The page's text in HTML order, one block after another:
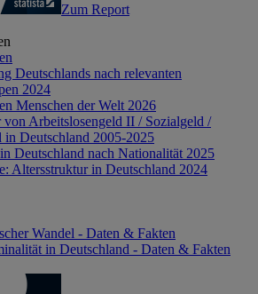
Zum Report
Deutschlands nach relevanten
2024
Menschen der Welt 2026
von Arbeitslosengeld II / Sozialgeld /
in Deutschland 2005-2025
Deutschland nach Nationalität 2025
Altersstruktur in Deutschland 2024
Wandel - Daten & Fakten
in Deutschland - Daten & Fakten